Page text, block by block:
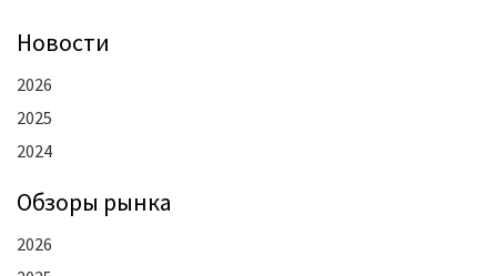
Новости
2026
2025
2024
Oбзоры рынка
2026